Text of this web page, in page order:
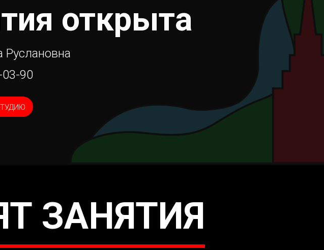
открыта
Руслановна
90
ЗАНЯТИЯ